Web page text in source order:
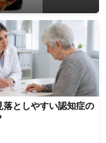
落としやすい認知症の